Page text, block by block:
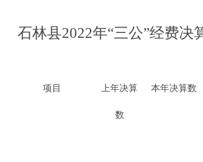
石林县2022年“三公”经费决
项目 上年决算
数
本年决算数